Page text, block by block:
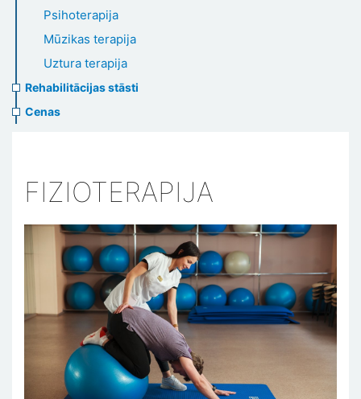
Psihoterapija
Mūzikas terapija
Uztura terapija
Rehabilitācijas stāsti
Cenas
FIZIOTERAPIJA